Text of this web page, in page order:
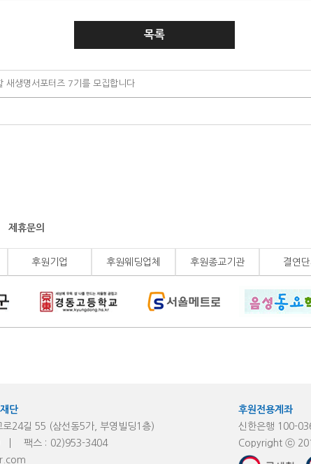
목록
새생명서포터즈 7기를 모집합니다
제휴문의
후원기업 후원웨딩업체 후원종교기관 결연
후원전용계좌
신한은행 100-
Copyright ⓒ
단
로24길 55 (삼선동5가, 부영빌딩1층)
팩스 : 02)953-3404